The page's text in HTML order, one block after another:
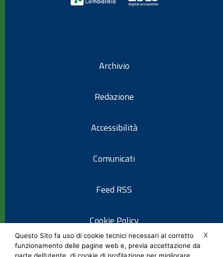
Archivio
Redazione
Accessibilità
Comunicati
Feed RSS
Cookie Policy
Informativa privacy
X
Questo Sito fa uso di cookie tecnici necessari al corretto
funzionamento delle pagine web e, previa accettazione da